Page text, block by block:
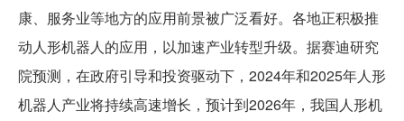
康、服务业等地方的应用前景被广泛看好。各地正积极推
动人形机器人的应用，以加速产业转型升级。据赛迪研究
院预测，在政府引导和投资驱动下，2024年和2025年人形
机器人产业将持续高速增长，预计到2026年，我国人形机